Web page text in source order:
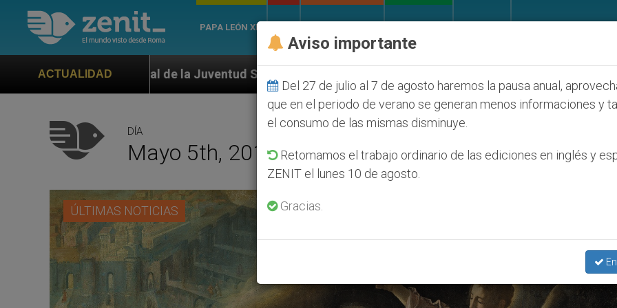
PAPA LEÓN XIV
ACTUALIDAD
la Juventud Seúl 2027 ONU se pronuncia ante caso de obispo católico desaparecido por la
DÍA
Mayo 5th, 2017
ÚLTIMAS NOTICIAS
Aviso importante
Del 27 de julio al 7 de agosto haremos la pausa anual,
que en el periodo de verano se generan menos informaciones y
el consumo de las mismas disminuye.
Retomamos el trabajo ordinario de las ediciones en inglés y
ZENIT el lunes 10 de agosto.
Gracias.